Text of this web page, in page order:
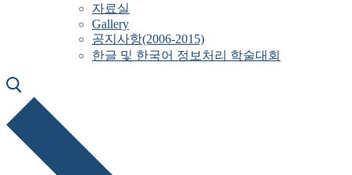
자료실
Gallery
공지사항(2006-2015)
한글 및 한국어 정보처리 학술대회